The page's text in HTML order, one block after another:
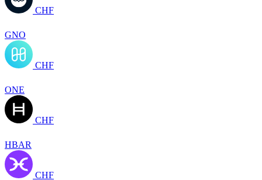
CHF
GNO
CHF
ONE
CHF
HBAR
CHF